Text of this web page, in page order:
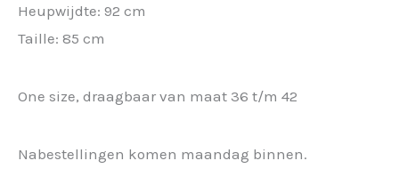
Heupwijdte: 92 cm
Taille: 85 cm
One size, draagbaar van maat 36 t/m 42
Nabestellingen komen maandag binnen.